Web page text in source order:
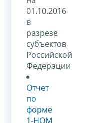
01.10.2016
в
разрезе
субъектов
Российской
Федерации
Отчет
по
форме
1-НОМ